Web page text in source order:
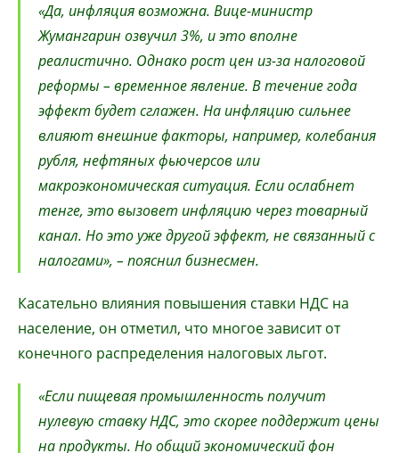
«Да, инфляция возможна. Вице-министр
Жумангарин озвучил 3%, и это вполне
реалистично. Однако рост цен из-за налоговой
реформы – временное явление. В течение года
эффект будет сглажен. На инфляцию сильнее
влияют внешние факторы, например, колебания
рубля, нефтяных фьючерсов или
макроэкономическая ситуация. Если ослабнет
тенге, это вызовет инфляцию через товарный
канал. Но это уже другой эффект, не связанный с
налогами», – пояснил бизнесмен.
Касательно влияния повышения ставки НДС на
население, он отметил, что многое зависит от
конечного распределения налоговых льгот.
«Если пищевая промышленность получит
нулевую ставку НДС, это скорее поддержит цены
на продукты. Но общий экономический фон